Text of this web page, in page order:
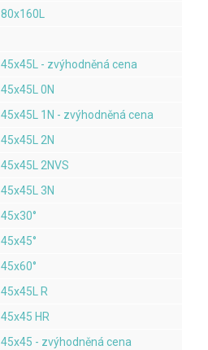
80x160L
45x45L - zvýhodněná cena
45x45L 0N
45x45L 1N - zvýhodněná cena
45x45L 2N
45x45L 2NVS
45x45L 3N
45x30°
45x45°
45x60°
45x45L R
45x45 HR
45x45 - zvýhodněná cena